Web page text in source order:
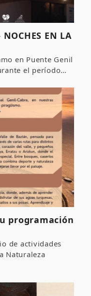
EN LA
en Puente Genil
el período…
programación
de actividades
Naturaleza